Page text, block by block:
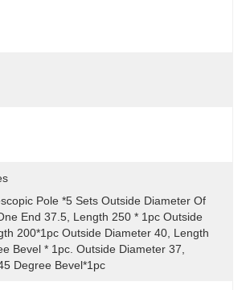
Pole *5 Sets Outside Diameter Of
End 37.5, Length 250 * 1pc Outside
200*1pc Outside Diameter 40, Length
Bevel * 1pc. Outside Diameter 37,
Degree Bevel*1pc.